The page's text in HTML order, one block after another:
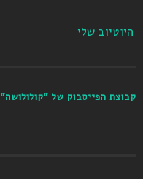
היוטיוב שלי
קבוצת הפייסבוק של "קולולושה"